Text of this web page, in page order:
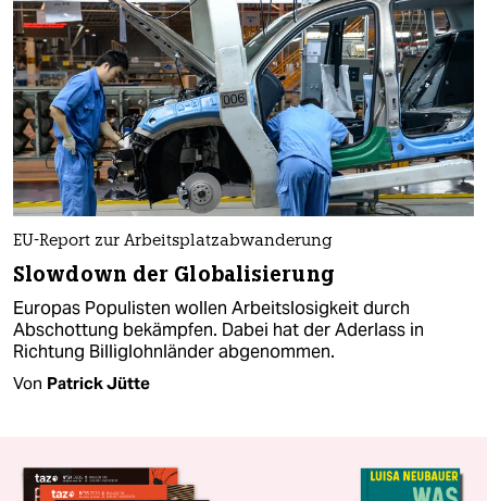
EU-Report zur Arbeitsplatzabwanderung
Slowdown der Globalisierung
Europas Populisten wollen Arbeitslosigkeit durch
Abschottung bekämpfen. Dabei hat der Aderlass in
Richtung Billiglohnländer abgenommen.
Von Patrick Jütte